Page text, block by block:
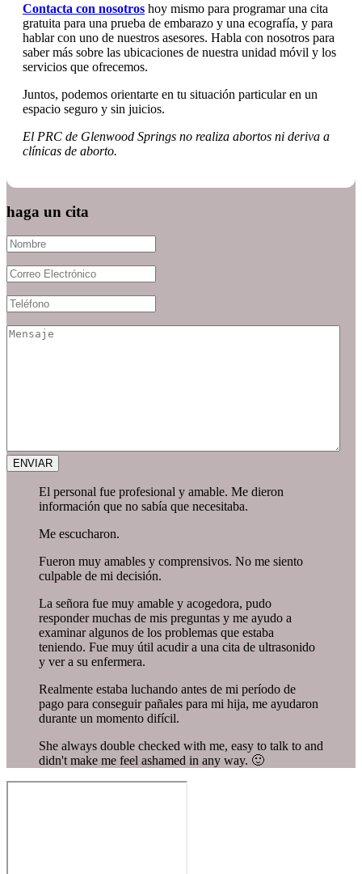
Contacta con nosotros hoy mismo para programar una cita
gratuita para una prueba de embarazo y una ecografía, y para
hablar con uno de nuestros asesores. Habla con nosotros para
saber más sobre las ubicaciones de nuestra unidad móvil y los
servicios que ofrecemos.
Juntos, podemos orientarte en tu situación particular en un
espacio seguro y sin juicios.
El PRC de Glenwood Springs no realiza abortos ni deriva a
clínicas de aborto.
haga un cita
El personal fue profesional y amable. Me dieron
información que no sabía que necesitaba.
Me escucharon.
Fueron muy amables y comprensivos. No me siento
culpable de mi decisión.
La señora fue muy amable y acogedora, pudo
responder muchas de mis preguntas y me ayudo a
examinar algunos de los problemas que estaba
teniendo. Fue muy útil acudir a una cita de ultrasonido
y ver a su enfermera.
Realmente estaba luchando antes de mi período de
pago para conseguir pañales para mi hija, me ayudaron
durante un momento difícil.
She always double checked with me, easy to talk to and
didn't make me feel ashamed in any way. 🙂